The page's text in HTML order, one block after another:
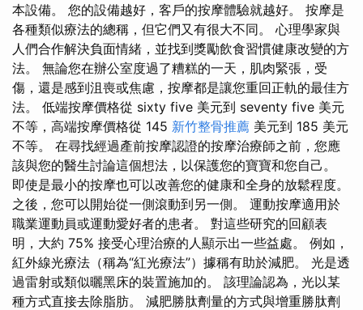
本設備。 您的設備越好，客戶的按摩體驗就越好。 按摩是
各種類似療法的總稱，但它們又有很大不同。 心理學家與
人們合作解決負面情緒，並找到獎勵飲食習慣健康改變的方
法。 無論您在辦公室度過了糟糕的一天，肌肉緊張，受
傷，還是感到沮喪或焦慮，按摩都是讓您重回正軌的最佳方
法。 低端按摩價格從 sixty five 美元到 seventy five 美元
不等，高端按摩價格從 145 新竹整骨推薦 美元到 185 美元
不等。 在尋找經過產前按摩認證的按摩治療師之前，您應
該與您的醫生討論這個想法，以保護您的寶寶和您自己。
即使是最小的按摩也可以改善您的健康和全身的放鬆程度。
之後，您可以開始從一側滾動到另一側。 運動按摩適用於
職業運動員或運動愛好者的患者。 對這些研究的回顧表
明，大約 75% 接受心理治療的人顯示出一些益處。 例如，
紅外線光療法（稱為“紅光療法”）據稱有助於減肥。 光是透
過雷射或類似曬黑床的裝置施加的。 該理論認為，光以某
種方式直接去除脂肪。 減肥勝肽劑量的方式與增重勝肽劑